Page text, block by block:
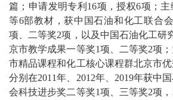
学
科
科
研
篇；申请发明专利 16项，授权6项；主
等6部教材，获中国石油和化工联合
项 、二等奖2项， 以及 中国石油化工研
京市教学成果一等奖1项 二等奖2项
市精品课程和化工核心课程群北京市优
分别在2011年 2012年、 2019年获中
会科技进步奖二等奖1项、 三等奖2项 ，